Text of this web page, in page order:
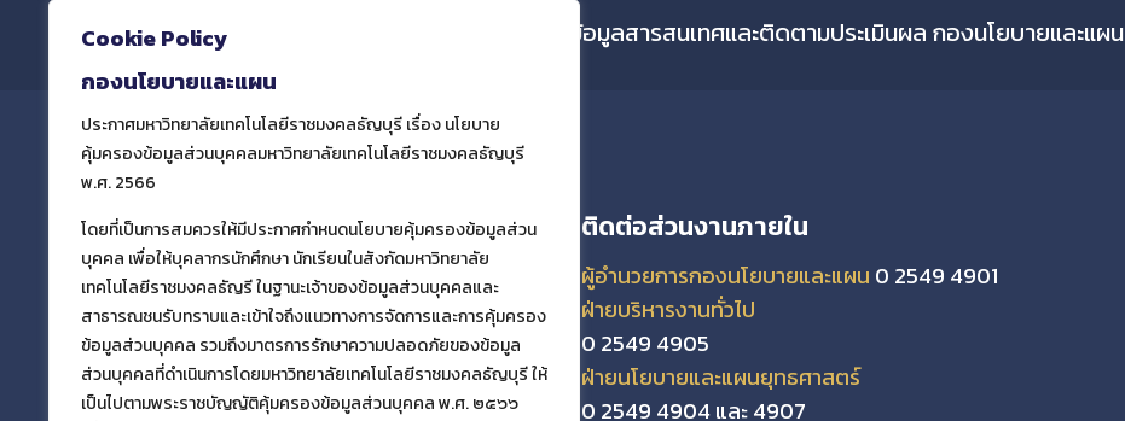
Cookie Policy
กองนโยบายและแผน
ประกาศมหาวิทยาลัยเทคโนโลยีราชมงคลธัญบุรี เรื่อง นโยบาย
คุ้มครองข้อมูลส่วนบุคคลมหาวิทยาลัยเทคโนโลยีราชมงคลธัญบุรี
พ.ศ. 2566
โดยที่เป็นการสมควรให้มีประกาศกำหนดนโยบายคุ้มครองข้อมูลส่วน
บุคคล เพื่อให้บุคลากรนักศึกษา นักเรียนในสังกัดมหาวิทยาลัย
เทคโนโลยีราชมงคลธัญรี ในฐานะเจ้าของข้อมูลส่วนบุคคลและ
สาธารณชนรับทราบและเข้าใจถึงแนวทางการจัดการและการคุ้มครอง
ข้อมูลส่วนบุคคล รวมถึงมาตรการรักษาความปลอดภัยของข้อมูล
ส่วนบุคคลที่ดำเนินการโดยมหาวิทยาลัยเทคโนโลยีราชมงคลธัญบุรี ให้
เป็นไปตามพระราชบัญญัติคุ้มครองข้อมูลส่วนบุคคล พ.ศ. ๒๕๖๖
และฝ่ายข้อมูลสารสนเทศและติดตามประเมินผล กองนโยบายและแผน
กองนโยบายและแผน มทร.ธัญบุรี
กองนโยบายและแผนมหาวิทยาลัยเทคโนโลยีราช
มงคลธัญบุรี
39 หมู่ที่ 1 ตำบลคลองหก อำเภอคลองหลวง
จังหวัดปทุมธานี 12110
ติดต่อส่วนงานภายใน
ผู้อำนวยการกองนโยบายและแผน 0 2549 4901
ฝ่ายบริหารงานทั่วไป
0 2549 4905
ฝ่ายนโยบายและแผนยุทธศาสตร์
0 2549 4904 และ 4907